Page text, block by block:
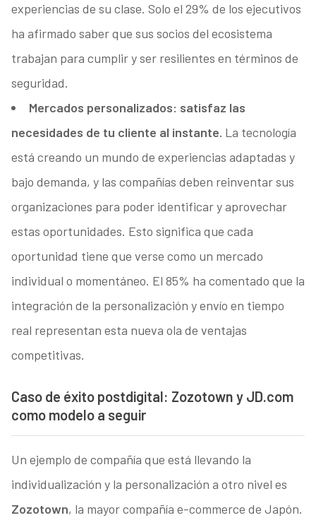
experiencias de su clase. Solo el 29% de los ejecutivos
ha afirmado saber que sus socios del ecosistema
trabajan para cumplir y ser resilientes en términos de
seguridad.
Mercados personalizados: satisfaz las
necesidades de tu cliente al instante. La tecnología
está creando un mundo de experiencias adaptadas y
bajo demanda, y las compañías deben reinventar sus
organizaciones para poder identificar y aprovechar
estas oportunidades. Esto significa que cada
oportunidad tiene que verse como un mercado
individual o momentáneo. El 85% ha comentado que la
integración de la personalización y envío en tiempo
real representan esta nueva ola de ventajas
competitivas.
Caso de éxito postdigital: Zozotown y JD.com
como modelo a seguir
Un ejemplo de compañía que está llevando la
individualización y la personalización a otro nivel es
Zozotown, la mayor compañía e-commerce de Japón.